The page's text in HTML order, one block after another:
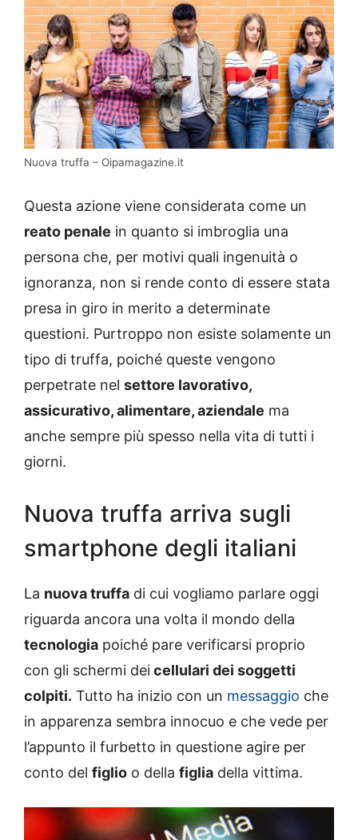
Nuova truffa – Oipamagazine.it
Questa azione viene considerata come un
reato penale in quanto si imbroglia una
persona che, per motivi quali ingenuità o
ignoranza, non si rende conto di essere stata
presa in giro in merito a determinate
questioni. Purtroppo non esiste solamente un
tipo di truffa, poiché queste vengono
perpetrate nel settore lavorativo,
assicurativo, alimentare, aziendale ma
anche sempre più spesso nella vita di tutti i
giorni.
Nuova truffa arriva sugli
smartphone degli italiani
La nuova truffa di cui vogliamo parlare oggi
riguarda ancora una volta il mondo della
tecnologia poiché pare verificarsi proprio
con gli schermi deicellulari dei soggetti
colpiti. Tutto ha inizio con un messaggio che
in apparenza sembra innocuo e che vede per
l’appunto il furbetto in questione agire per
conto del figlio o della figlia della vittima.